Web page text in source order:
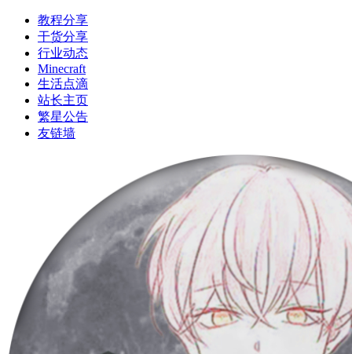
教程分享
干货分享
行业动态
Minecraft
生活点滴
站长主页
繁星公告
友链墙